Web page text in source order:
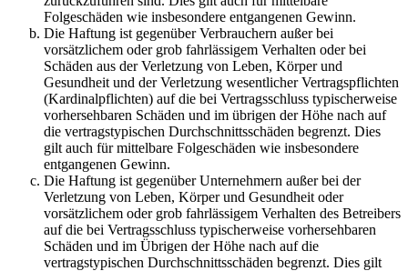
Folgeschäden wie insbesondere entgangenen Gewinn.
Die Haftung ist gegenüber Verbrauchern außer bei
vorsätzlichem oder grob fahrlässigem Verhalten oder bei
Schäden aus der Verletzung von Leben, Körper und
Gesundheit und der Verletzung wesentlicher Vertragspflichten
(Kardinalpflichten) auf die bei Vertragsschluss typischerweise
vorhersehbaren Schäden und im übrigen der Höhe nach auf
die vertragstypischen Durchschnittsschäden begrenzt. Dies
gilt auch für mittelbare Folgeschäden wie insbesondere
entgangenen Gewinn.
Die Haftung ist gegenüber Unternehmern außer bei der
Verletzung von Leben, Körper und Gesundheit oder
vorsätzlichem oder grob fahrlässigem Verhalten des Betreibers
auf die bei Vertragsschluss typischerweise vorhersehbaren
Schäden und im Übrigen der Höhe nach auf die
vertragstypischen Durchschnittsschäden begrenzt. Dies gilt